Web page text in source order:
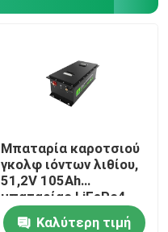
Μπαταρία καροτσιού
γκολφ ιόντων λιθίου,
51,2V 105Ah
μπαταρίας LiFePo4
Καλύτερη τιμή